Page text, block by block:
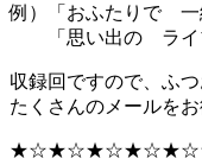
例）「おふたりで 一
「思い出の ライ
収録回ですので、ふ
たくさんのメールを